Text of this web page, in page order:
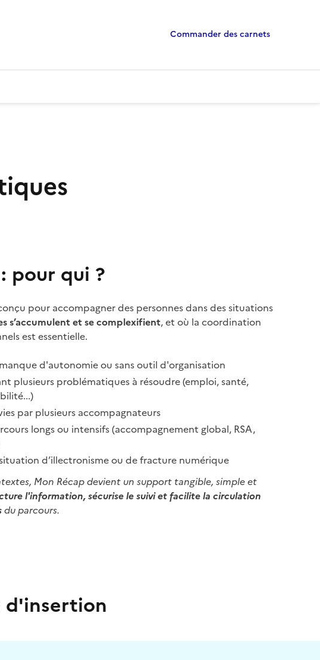
Commander des carnets
pour qui ?
pour accompagner des personnes dans des situations
s’accumulent et se complexifient, et où la coordination
est essentielle.
d'autonomie ou sans outil d'organisation
plusieurs problématiques à résoudre (emploi, santé,
par plusieurs accompagnateurs
longs ou intensifs (accompagnement global, RSA,
d’illectronisme ou de fracture numérique
Mon Récap devient un support tangible, simple et
l'information, sécurise le suivi et facilite la circulation
du parcours.
d'insertion